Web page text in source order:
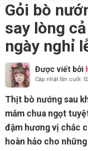
Gỏi bò
say lòng
ngày nghỉ
Được viết bởi
Cập nhật lần cuối:
Thịt bò nướng sau
mắm chua ngọt
đậm hương vị chắc
hoàn hảo cho